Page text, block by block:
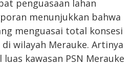
penguasaan lahan
menunjukkan bahwa
menguasai total konsesi
wilayah Merauke. Artinya
kawasan PSN Merauke